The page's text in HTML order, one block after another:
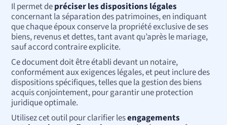
Il permet depréciser les dispositions légales
concernant la séparation des patrimoines, en indiquant
que chaque époux conserve la propriété exclusive de ses
biens, revenus et dettes, tant avant qu’après le mariage,
sauf accord contraire explicite.
Ce document doit être établi devant un notaire,
conformément aux exigences légales, et peut inclure des
dispositions spécifiques, telles que la gestion des biens
acquis conjointement, pour garantir une protection
juridique optimale.
Utilisez cet outil pour clarifier lesengagements